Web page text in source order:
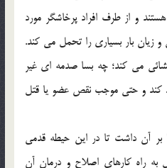
و از طرف افراد پرخاشگر مورد
زیان بار بسیاری را تحمل می کند.
می کند؛ چه بسا صدمه ای غیر
کند و حتی موجب نقص عضو یا قتل
آن داشت تا در این حیطه قدمی
راه کارهای اصلاح و درمان آن